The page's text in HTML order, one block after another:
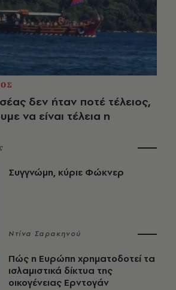
δεν ήταν ποτέ τέλειος,
να είναι τέλεια η
Συγγνώμη, κύριε Φώκνερ
Ντίνα Σαρακηνού
Πώς η Ευρώπη χρηματοδοτεί τα
ισλαμιστικά δίκτυα της
οικογένειας Ερντογάν